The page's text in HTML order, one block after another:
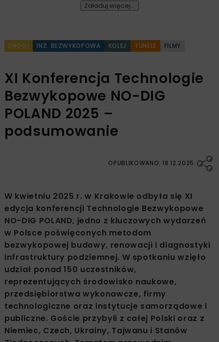
Załaduj więcej...
DROGI INŻ. BEZWYKOPOWA KOLEJ TUNELE FILMY
XI Konferencja Technologie
Bezwykopowe NO-DIG
POLAND 2025 –
podsumowanie
OPUBLIKOWANO: 18.12.2025
W kwietniu 2025 r. w Krakowie odbyła się XI
edycja konferencji Technologie Bezwykopowe
NO-DIG POLAND, jedno z kluczowych wydarzeń
w Polsce poświęconych metodom
bezwykopowej budowy, renowacji i diagnostyki
infrastruktury podziemnej. W spotkaniu wzięło
udział ponad 150 uczestników,
reprezentujących środowisko naukowe,
przedsiębiorstwa wykonawcze, firmy
technologiczne oraz instytucje samorządowe i
publiczne. Goście przybyli z całej Polski oraz z
Niemiec, Czech, Ukrainy, Tajwanu i Stanów